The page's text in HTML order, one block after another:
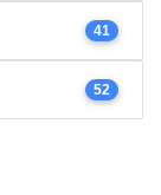
41
52